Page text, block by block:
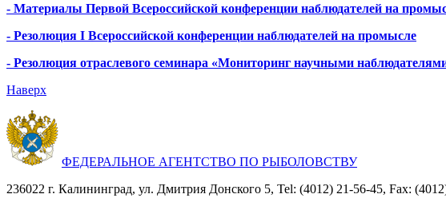
- Материалы Первой Всероссийской конференции наблюдателей на
- Резолюция I Всероссийской конференции наблюдателей на промысле
- Резолюция отраслевого семинара «Мониторинг научными
Наверх
ФЕДЕРАЛЬНОЕ АГЕНТСТВО ПО РЫБОЛОВСТВУ
236022 г. Калининград, ул. Дмитрия Донского 5, Tel: (4012) 21-56-45, Fax: